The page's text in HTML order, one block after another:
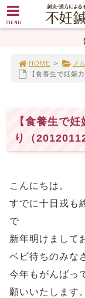
HOME > メ
【食養生で妊娠
【食養生で
り（20120112
こんにちは。
すでに十日戎も
で
新年明けまして
ベビ待ちのみな
今年もがんばっ
願いいたします。
MENU